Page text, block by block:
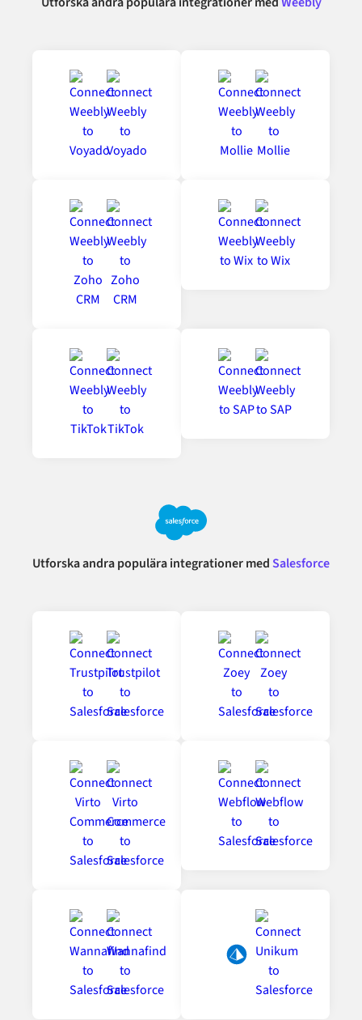
Utforska andra populära integrationer medSalesforce